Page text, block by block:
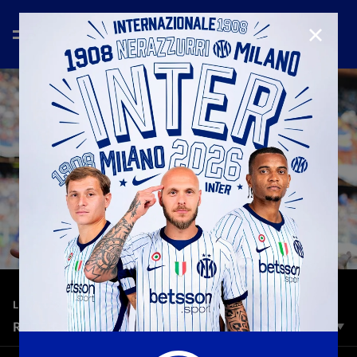
LEGENDS —5 feb 2025
RODRIGO PALACIO | GOALS, SKILLS E ASSIST
Cinque stagione in nerazzurro per Rodrigo Palacio, gol